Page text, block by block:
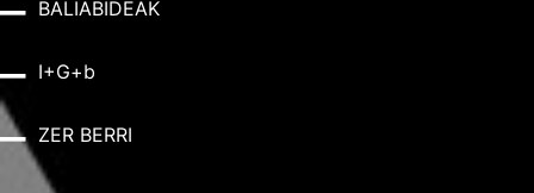
BALIABIDEAK
I+G+b
ZER BERRI